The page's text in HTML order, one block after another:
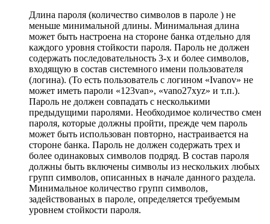
Длина пароля (количество символов в пароле ) не
меньше минимальной длины. Минимальная длина
может быть настроена на стороне банка отдельно для
каждого уровня стойкости пароля. Пароль не должен
содержать последовательность 3-х и более символов,
входящую в состав системного имени пользователя
(логина). (То есть пользователь с логином «Ivanov» не
может иметь пароли «123van», «vano27xyz» и т.п.).
Пароль не должен совпадать с несколькими
предыдущими паролями. Необходимое количество смен
пароля, которые должны пройти, прежде чем пароль
может быть использован повторно, настраивается на
стороне банка. Пароль не должен содержать трех и
более одинаковых символов подряд. В состав пароля
должны быть включены символы из нескольких любых
групп символов, описанных в начале данного раздела.
Минимальное количество групп символов,
задействованых в пароле, определяется требуемым
уровнем стойкости пароля.